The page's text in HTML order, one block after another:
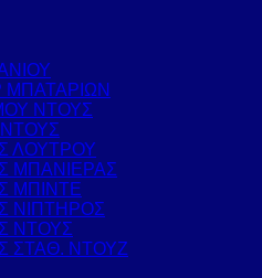
ΝΤΟΥΣ
ΛΟΥΤΡΟΥ
ΜΠΑΝΙΕΡΑΣ
ΜΠΙΝΤΕ
ΝΙΠΤΗΡΟΣ
ΝΤΟΥΣ
ΣΤΑΘ. ΝΤΟΥΖ